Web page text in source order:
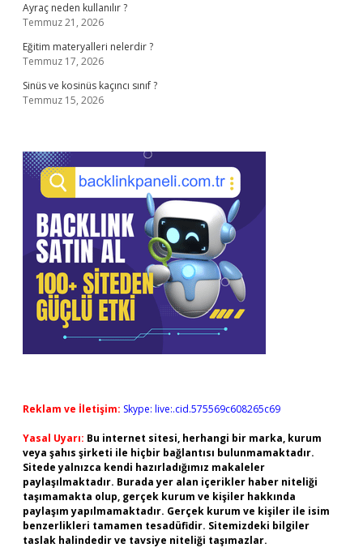
Ayraç neden kullanılır ?
Temmuz 21, 2026
Eğitim materyalleri nelerdir ?
Temmuz 17, 2026
Sinüs ve kosinüs kaçıncı sınıf ?
Temmuz 15, 2026
Reklam ve İletişim: Skype: live:.cid.575569c608265c69
Yasal Uyarı: Bu internet sitesi, herhangi bir marka, kurum
veya şahıs şirketi ile hiçbir bağlantısı bulunmamaktadır.
Sitede yalnızca kendi hazırladığımız makaleler
paylaşılmaktadır. Burada yer alan içerikler haber niteliği
taşımamakta olup, gerçek kurum ve kişiler hakkında
paylaşım yapılmamaktadır. Gerçek kurum ve kişiler ile isim
benzerlikleri tamamen tesadüfidir. Sitemizdeki bilgiler
taslak halindedir ve tavsiye niteliği taşımazlar.